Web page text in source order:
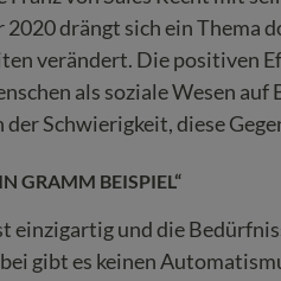
2020 drängt sich ein Thema
verändert. Die positiven
als soziale Wesen
der Schwierigkeit, diese
GRAMM BEISPIEL“
einzigartig und die
gibt es keinen